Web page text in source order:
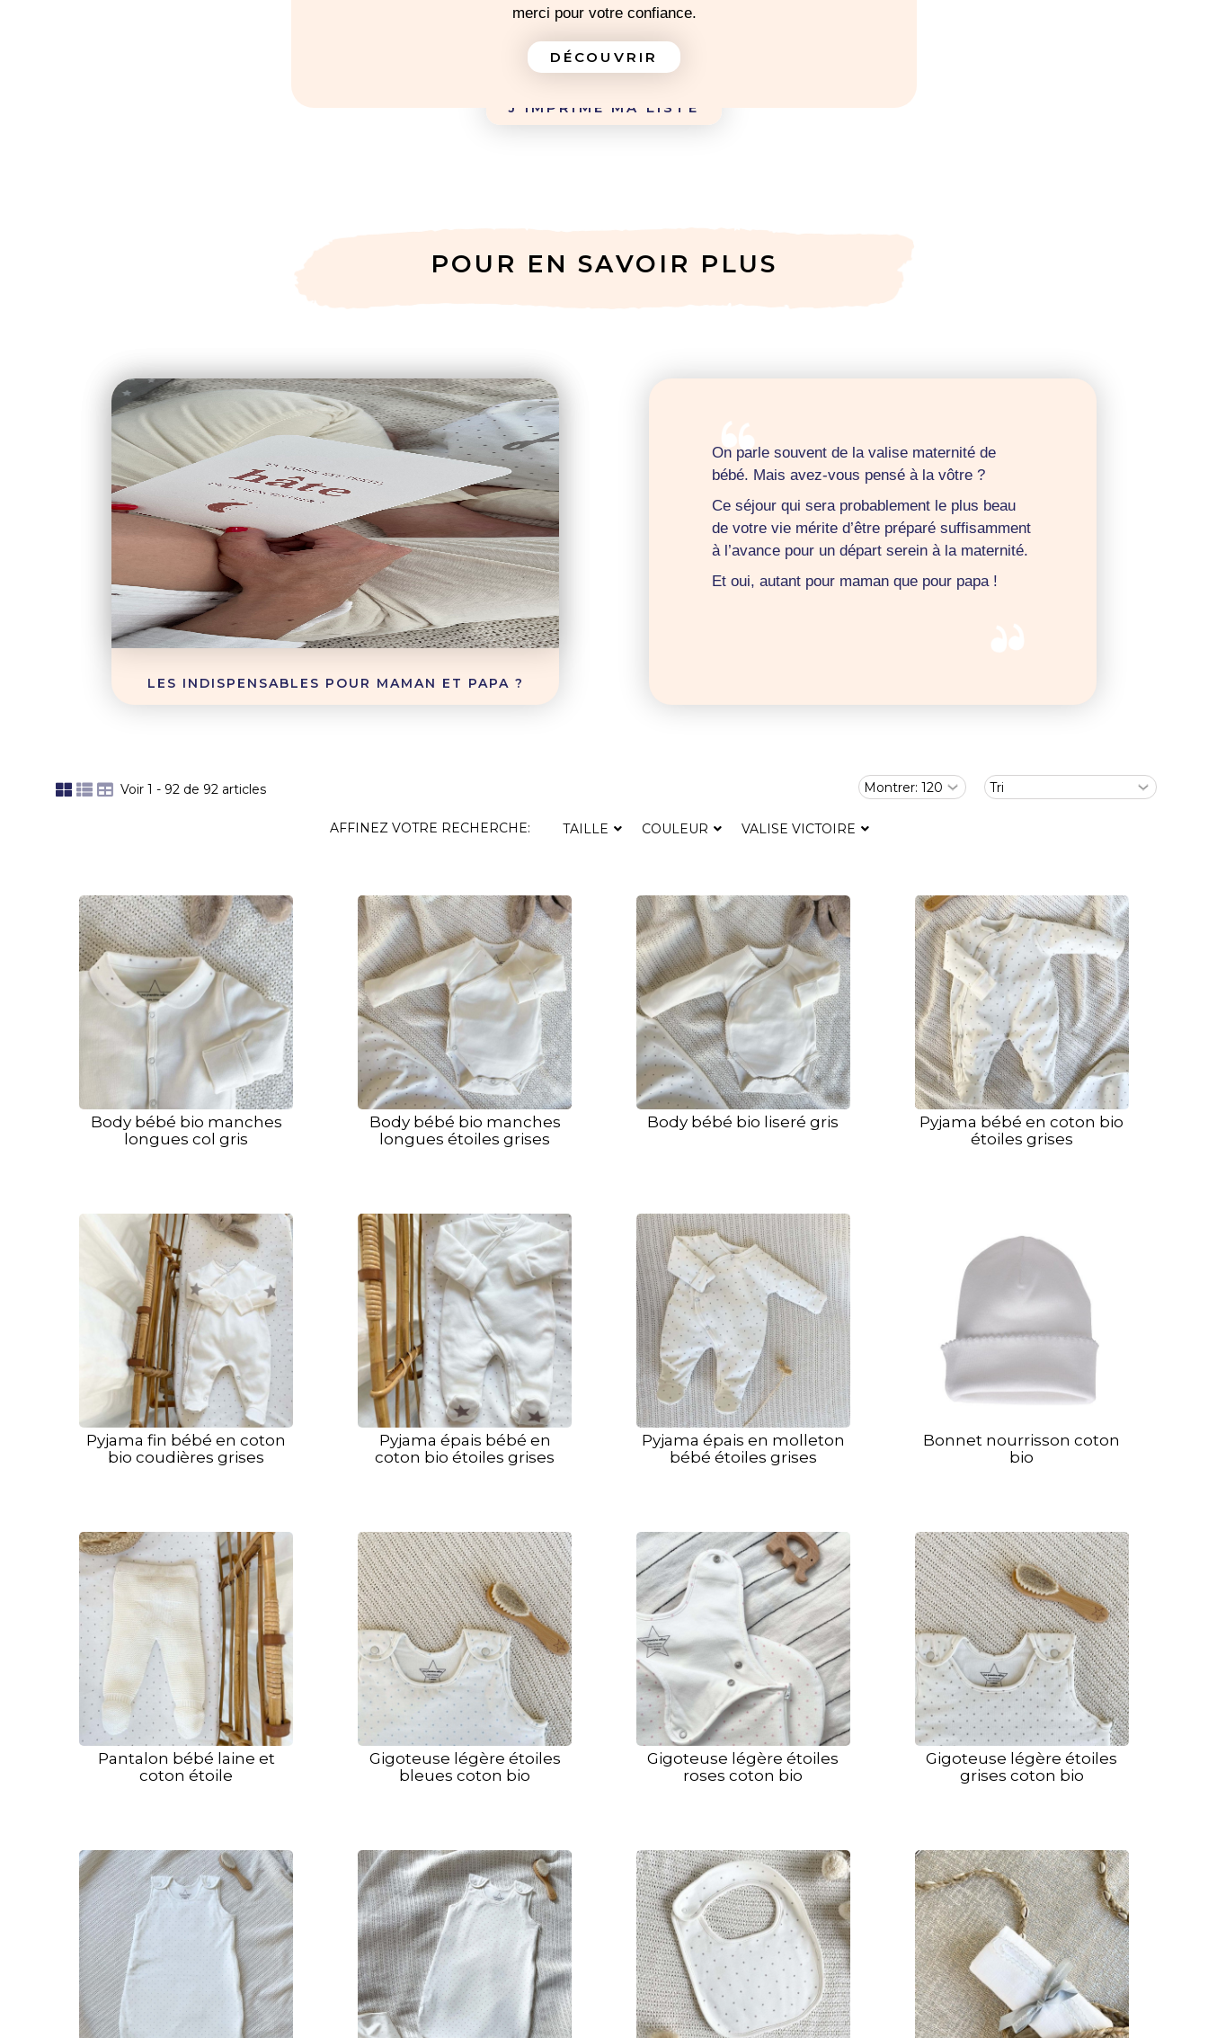
merci pour votre confiance.
DÉCOUVRIR
J'IMPRIME MA LISTE
POUR EN SAVOIR PLUS
LES INDISPENSABLES POUR MAMAN ET PAPA ?
On parle souvent de la valise maternité de
bébé. Mais avez-vous pensé à la vôtre ?
Ce séjour qui sera probablement le plus beau
de votre vie mérite d’être préparé suffisamment
à l’avance pour un départ serein à la maternité.
Et oui, autant pour maman que pour papa !
Voir 1 - 92 de 92 articles
AFFINEZ VOTRE RECHERCHE: TAILLE COULEUR VALISE VICTOIRE
Body bébé bio manches
longues col gris
Body bébé bio manches
longues étoiles grises
Body bébé bio liseré gris
Pyjama bébé en coton bio
étoiles grises
Pyjama fin bébé en coton
bio coudières grises
Pyjama épais bébé en
coton bio étoiles grises
Pyjama épais en molleton
bébé étoiles grises
Bonnet nourrisson coton
bio
Pantalon bébé laine et
coton étoile
Gigoteuse légère étoiles
bleues coton bio
Gigoteuse légère étoiles
roses coton bio
Gigoteuse légère étoiles
grises coton bio